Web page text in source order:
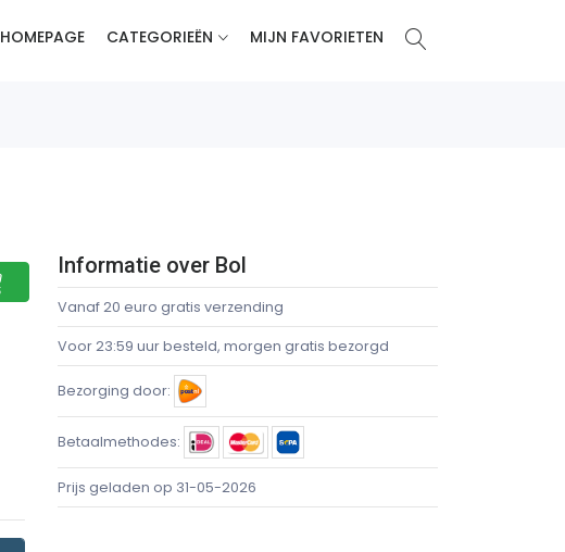
HOMEPAGE CATEGORIEËN MIJN FAVORIETEN
Informatie over Bol
Vanaf 20 euro gratis verzending
Voor 23:59 uur besteld, morgen gratis bezorgd
Bezorging door:
Betaalmethodes:
Prijs geladen op 31-05-2026